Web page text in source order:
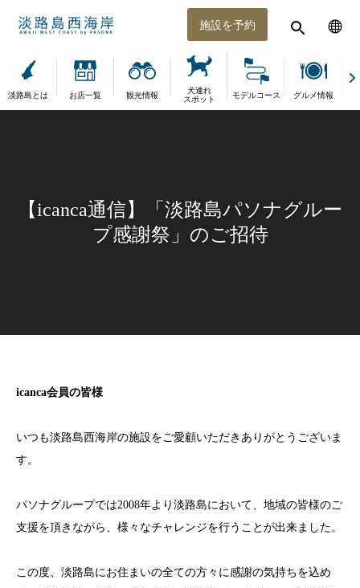
施設を予約
淡路島とは お店一覧 観光情報
犬連れ
スポット
モデルコース グルメ情報
【icanca通信】「淡路島パソナグルー
プ感謝祭」のご招待
icanca会員の皆様
いつも淡路島西海岸の施設をご愛顧いただきありがとうございま
す。
パソナグループでは2008年より淡路島において、地域の皆様のご
支援を頂きながら、様々なチャレンジを行うことが出来ました。
この度、淡路島にお住まいの全ての方々に感謝の気持ちを込め